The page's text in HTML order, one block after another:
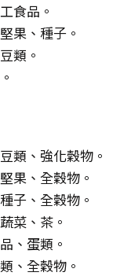
食品。
果、種子。
類。
類、強化穀物。
果、全穀物。
子、全穀物。
菜、茶。
、蛋類。
、全穀物。